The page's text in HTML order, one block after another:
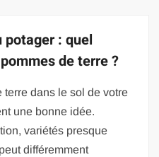
potager : quel
de terre ?
terre dans le sol de votre
une bonne idée.
variétés presque
différemment